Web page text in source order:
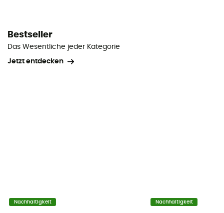
Bestseller
Das Wesentliche jeder Kategorie
Jetzt entdecken
Nachhaltigkeit Nachhaltigkeit